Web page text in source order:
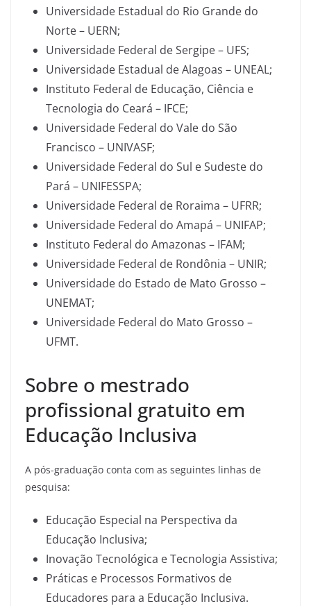
Universidade Estadual do Rio Grande do
Norte – UERN;
Universidade Federal de Sergipe – UFS;
Universidade Estadual de Alagoas – UNEAL;
Instituto Federal de Educação, Ciência e
Tecnologia do Ceará – IFCE;
Universidade Federal do Vale do São
Francisco – UNIVASF;
Universidade Federal do Sul e Sudeste do
Pará – UNIFESSPA;
Universidade Federal de Roraima – UFRR;
Universidade Federal do Amapá – UNIFAP;
Instituto Federal do Amazonas – IFAM;
Universidade Federal de Rondônia – UNIR;
Universidade do Estado de Mato Grosso –
UNEMAT;
Universidade Federal do Mato Grosso –
UFMT.
Sobre o mestrado
profissional gratuito em
Educação Inclusiva
A pós-graduação conta com as seguintes linhas de
pesquisa:
Educação Especial na Perspectiva da
Educação Inclusiva;
Inovação Tecnológica e Tecnologia Assistiva;
Práticas e Processos Formativos de
Educadores para a Educação Inclusiva.